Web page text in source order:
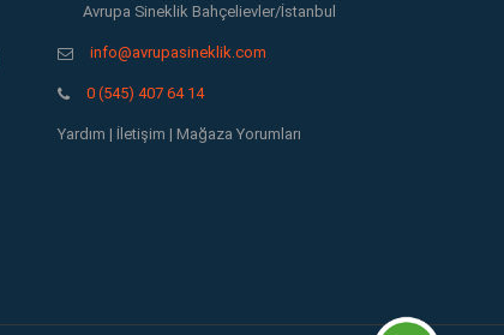
Avrupa Sineklik Bahçelievler/İstanbul
info@avrupasineklik.com
0 (545) 407 64 14
Yardım | İletişim | Mağaza Yorumları